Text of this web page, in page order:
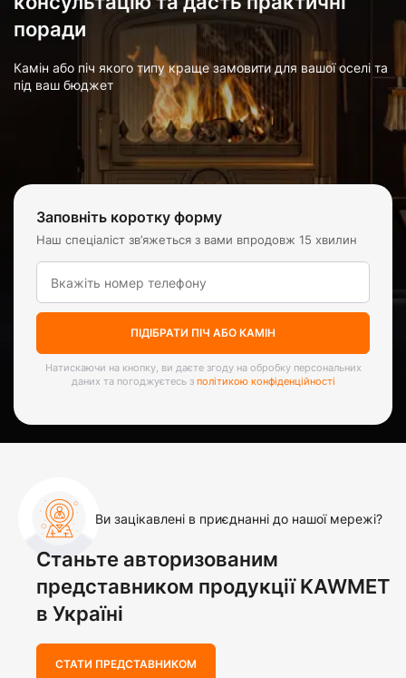
поради
Камін або піч якого типу краще замовити для вашої оселі та
під ваш бюджет
Заповніть коротку форму
Наш спеціаліст зв’яжеться з вами впродовж 15 хвилин
ПІДІБРАТИ ПІЧ АБО КАМІН
Натискаючи на кнопку, ви даєте згоду на обробку персональних
даних та погоджуєтесь з політикою конфіденційності
Ви зацікавлені в приєднанні до нашої мережі?
Станьте авторизованим
представником продукції KAWMET
в Україні
СТАТИ ПРЕДСТАВНИКОМ